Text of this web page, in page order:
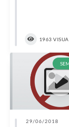
1963
29/06/2018